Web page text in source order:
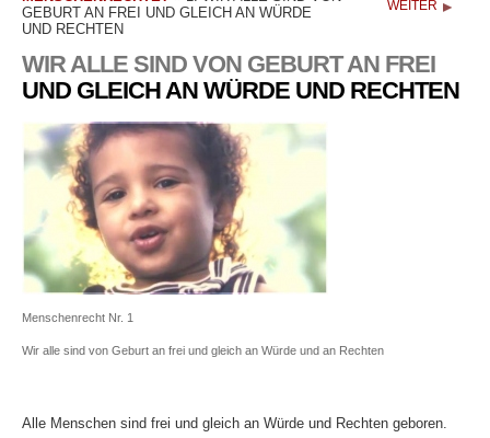
GEBURT AN FREI UND GLEICH AN WÜRDE
UND RECHTEN
WEITER
WIR ALLE SIND VON GEBURT AN FREI
UND GLEICH AN WÜRDE UND RECHTEN
Menschenrecht Nr. 1
Wir alle sind von Geburt an frei und gleich an Würde und an Rechten
Alle Menschen sind frei und gleich an Würde und Rechten geboren.